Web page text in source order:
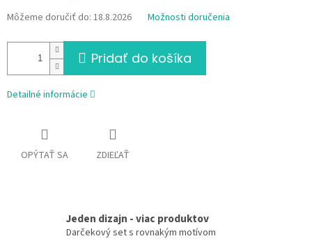
Môžeme doručiť do: 18.8.2026 Možnosti doručenia
Pridať do košíka
Detailné informácie
OPÝTAŤ SA ZDIEĽAŤ
Jeden dizajn - viac produktov
Darčekový set s rovnakým motívom